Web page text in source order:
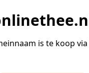
is te koop